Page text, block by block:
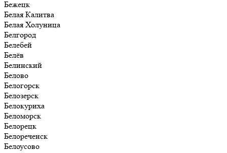
Бежецк
Белая Калитва
Белая Холуница
Белгород
Белебей
Белёв
Белинский
Белово
Белогорск
Белозерск
Белокуриха
Беломорск
Белорецк
Белореченск
Белоусово